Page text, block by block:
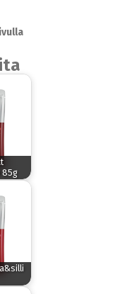
85g